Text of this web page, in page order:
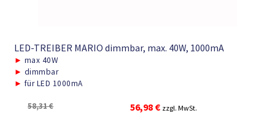
LED-TREIBER MARIO dimmbar, max. 40W, 1000mA
► max 40W
► dimmbar
► für LED 1000mA
58,31€
Ursprünglicher
56,98 €Aktueller
zzgl. MwSt.